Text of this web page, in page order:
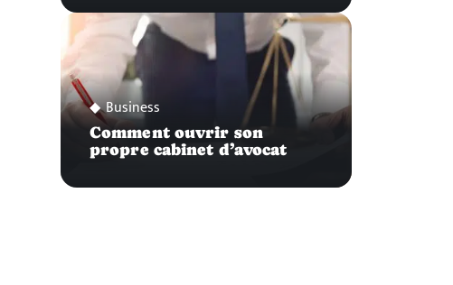
Business
Comment ouvrir son
propre cabinet d’avocat